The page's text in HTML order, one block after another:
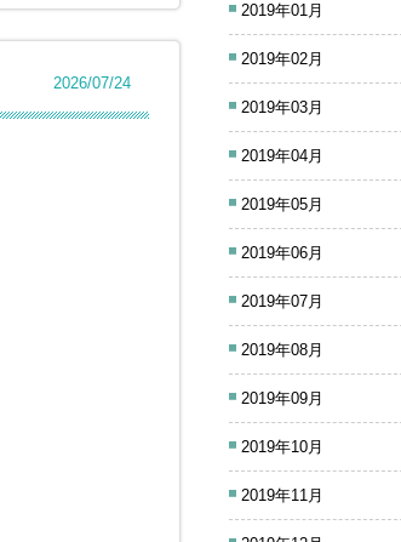
2026/07/24
2019年01月
2019年02月
2019年03月
2019年04月
2019年05月
2019年06月
2019年07月
2019年08月
2019年09月
2019年10月
2019年11月